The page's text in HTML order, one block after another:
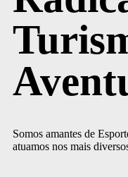
Somos amantes de
atuamos nos mais